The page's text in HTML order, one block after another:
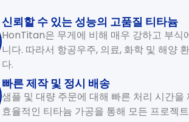
신뢰할 수 있는 성능의 고품질 티타늄
HonTitan은 무게에 비해 매우 강하고 부식
니다. 따라서 항공우주, 의료, 화학 및 해양
다.
빠른 제작 및 정시 배송
샘플 및 대량 주문에 대해 빠른 처리 시간을
효율적인 티타늄 가공을 통해 모든 프로젝